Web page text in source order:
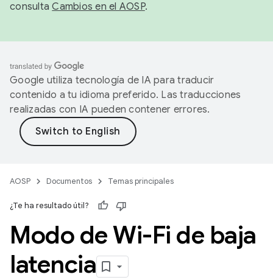
consultaCambios en el AOSP.
Google utiliza tecnología de IA para traducir
contenido a tu idioma preferido. Las traducciones
realizadas con IA pueden contener errores.
AOSP Documentos Temas principales
¿Te ha resultado útil?
Modo de Wi-Fi de baja
latencia